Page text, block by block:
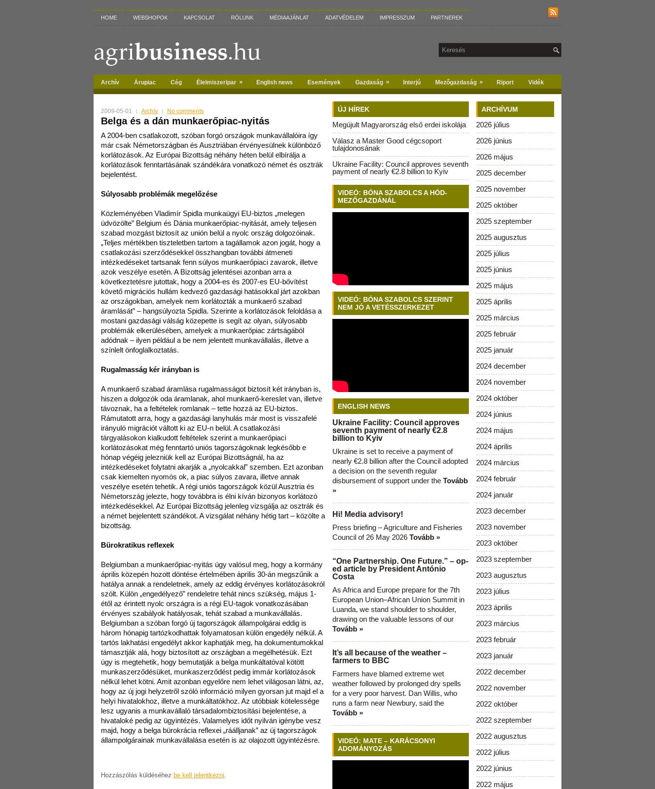
HOME WEBSHOPOK KAPCSOLAT RÓLUNK MÉDIAAJÁNLAT ADATVÉDELEM IMPRESSZUM PARTNEREK
Archív Árupiac Cég Élelmiszeripar » English news Események Gazdaság » Interjú Mezőgazdaság » Riport Vidék
2009-05-01 Archív No comments
Belga és a dán munkaerőpiac-nyitás
A 2004-ben csatlakozott, szóban forgó országok munkavállalóira így
már csak Németországban és Ausztriában érvényesülnek különböző
korlátozások. Az Európai Bizottság néhány héten belül elbírálja a
korlátozások fenntartásának szándékára vonatkozó német és osztrák
bejelentést.
Súlyosabb problémák megelőzése
Közleményében Vladimír Spidla munkaügyi EU-biztos „melegen
üdvözölte” Belgium és Dánia munkaerőpiac-nyitását, amely teljesen
szabad mozgást biztosít az unión belül a nyolc ország dolgozóinak.
„Teljes mértékben tiszteletben tartom a tagállamok azon jogát, hogy a
csatlakozási szerződésekkel összhangban további átmeneti
intézkedéseket tartsanak fenn súlyos munkaerőpiaci zavarok, illetve
azok veszélye esetén. A Bizottság jelentései azonban arra a
következtetésre jutottak, hogy a 2004-es és 2007-es EU-bővítést
követő migrációs hullám kedvező gazdasági hatásokkal járt azokban
az országokban, amelyek nem korlátozták a munkaerő szabad
áramlását” – hangsúlyozta Spidla. Szerinte a korlátozások feloldása a
mostani gazdasági válság közepette is segít az olyan, súlyosabb
problémák elkerülésében, amelyek a munkaerőpiac zártságából
adódnak – ilyen például a be nem jelentett munkavállalás, illetve a
színlelt önfoglalkoztatás.
Rugalmasság kér irányban is
A munkaerő szabad áramlása rugalmasságot biztosít két irányban is,
hiszen a dolgozók oda áramlanak, ahol munkaerő-kereslet van, illetve
távoznak, ha a feltételek romlanak – tette hozzá az EU-biztos.
Rámutatott arra, hogy a gazdasági lanyhulás már most is visszafelé
irányuló migrációt váltott ki az EU-n belül. A csatlakozási
tárgyalásokon kialkudott feltételek szerint a munkaerőpiaci
korlátozásokat még fenntartó uniós tagországoknak legkésőbb e
hónap végéig jelezniük kell az Európai Bizottságnál, ha az
intézkedéseket folytatni akarják a „nyolcakkal” szemben. Ezt azonban
csak kiemelten nyomós ok, a piac súlyos zavara, illetve annak
veszélye esetén tehetik. A régi uniós tagországok közül Ausztria és
Németország jelezte, hogy továbbra is élni kíván bizonyos korlátozó
intézkedésekkel. Az Európai Bizottság jelenleg vizsgálja az osztrák és
a német bejelentett szándékot. A vizsgálat néhány hétig tart – közölte a
bizottság.
Bürokratikus reflexek
Belgiumban a munkaerőpiac-nyitás úgy valósul meg, hogy a kormány
április közepén hozott döntése értelmében április 30-án megszűnik a
hatálya annak a rendeletnek, amely az eddig érvényes korlátozásokról
szólt. Külön „engedélyező” rendeletre tehát nincs szükség, május 1-
étől az érintett nyolc országra is a régi EU-tagok vonatkozásában
érvényes szabályok hatályosak, tehát szabad a munkavállalás.
Belgiumban a szóban forgó új tagországok állampolgárai eddig is
három hónapig tartózkodhattak folyamatosan külön engedély nélkül. A
tartós lakhatási engedélyt akkor kaphatják meg, ha dokumentumokkal
támasztják alá, hogy biztosított az országban a megélhetésük. Ezt
úgy is megtehetik, hogy bemutatják a belga munkáltatóval kötött
munkaszerződésüket, munkaszerződést pedig immár korlátozások
nélkül lehet kötni. Amit azonban egyelőre nem lehet világosan látni, az,
hogy az új jogi helyzetről szóló információ milyen gyorsan jut majd el a
helyi hivatalokhoz, illetve a munkáltatókhoz. Az utóbbiak kötelessége
lesz ugyanis a munkavállaló társadalombiztosítási bejelentése, a
hivataloké pedig az ügyintézés. Valamelyes időt nyilván igénybe vesz
majd, hogy a belga bürokrácia reflexei „ráálljanak” az új tagországok
állampolgárainak munkavállalása esetén is az olajozott ügyintézésre.
Hozzászólás küldéséhez be kell jelentkezni.
ÚJ HÍREK
Megújult Magyarország első erdei iskolája
Válasz a Master Good cégcsoport
tulajdonosának
Ukraine Facility: Council approves seventh
payment of nearly €2.8 billion to Kyiv
VIDEÓ: BÓNA SZABOLCS A HÓD-
MEZŐGAZDÁNÁL
VIDEÓ: BÓNA SZABOLCS SZERINT
NEM JÓ A VETÉSSZERKEZET
ENGLISH NEWS
Ukraine Facility: Council approves
seventh payment of nearly €2.8
billion to Kyiv
Ukraine is set to receive a payment of
nearly €2.8 billion after the Council adopted
a decision on the seventh regular
disbursement of support under the Tovább
»
Hi! Media advisory!
Press briefing – Agriculture and Fisheries
Council of 26 May 2026 Tovább »
“One Partnership. One Future.” – op-
ed article by President António
Costa
As Africa and Europe prepare for the 7th
European Union–African Union Summit in
Luanda, we stand shoulder to shoulder,
drawing on the valuable lessons of our
Tovább »
It’s all because of the weather –
farmers to BBC
Farmers have blamed extreme wet
weather followed by prolonged dry spells
for a very poor harvest. Dan Willis, who
runs a farm near Newbury, said the
Tovább »
VIDEÓ: MATE – KARÁCSONYI
ADOMÁNYOZÁS
ARCHÍVUM
2026 július
2026 június
2026 május
2025 december
2025 november
2025 október
2025 szeptember
2025 augusztus
2025 július
2025 június
2025 május
2025 április
2025 március
2025 február
2025 január
2024 december
2024 november
2024 október
2024 június
2024 május
2024 április
2024 március
2024 február
2024 január
2023 december
2023 november
2023 október
2023 szeptember
2023 augusztus
2023 július
2023 április
2023 március
2023 február
2023 január
2022 december
2022 november
2022 október
2022 szeptember
2022 augusztus
2022 július
2022 június
2022 május